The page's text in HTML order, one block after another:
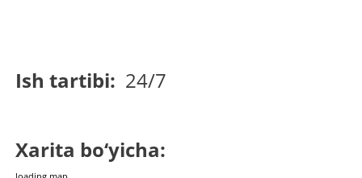
Ish tartibi: 24/7
Xarita bo‘yicha: